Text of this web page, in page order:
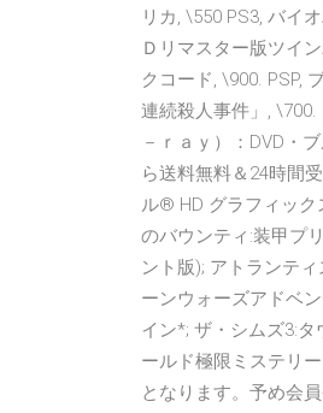
リカ, \550 PS3, バイ
Ｄリマスター版ツイ
クコード, \900. PSP,
連続殺人事件」,
－ｒａｙ）：DVD・
ら送料無料＆24時間
ル® HD グラフィッ
のバウンティ:装甲プ
ント版); アトランテ
ーンウォーズアドベ
イン*; ザ・シムズ3:
ールド極限ミステリ
となります。予め会